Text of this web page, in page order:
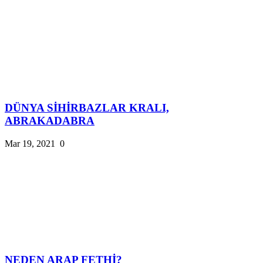
DÜNYA SİHİRBAZLAR KRALI,
ABRAKADABRA
Mar 19, 2021 0
NEDEN ARAP FETHİ?